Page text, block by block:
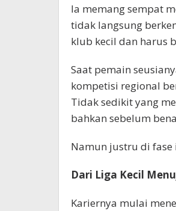
Ia memang sempat
tidak langsung
klub kecil dan harus
Saat pemain
kompetisi regional
Tidak sedikit yang
bahkan sebelum
Namun justru di
Dari Liga Kecil
Kariernya mulai